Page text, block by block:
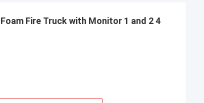
Fire Truck with Monitor 1 and 2 4